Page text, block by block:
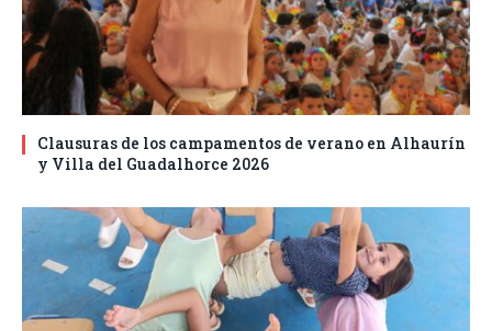
Clausuras de los campamentos de verano en Alhaurín
y Villa del Guadalhorce 2026